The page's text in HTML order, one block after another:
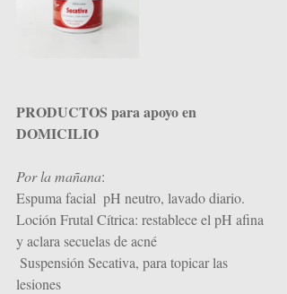
PRODUCTOS para apoyo en
DOMICILIO
Por la mañana:
Espuma facial  pH neutro, lavado diario.
Loción Frutal Cítrica: restablece el pH afina
y aclara secuelas de acné
lesiones